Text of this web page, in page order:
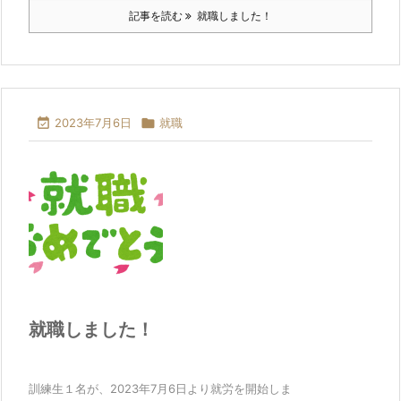
記事を読む 就職しました！
 2023年7月6日  就職
就職しました！
訓練生１名が、2023年7月6日より就労を開始しま